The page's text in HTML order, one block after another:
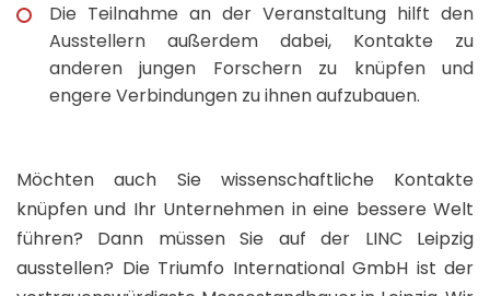
Die Teilnahme an der Veranstaltung hilft den
Ausstellern außerdem dabei, Kontakte zu
anderen jungen Forschern zu knüpfen und
engere Verbindungen zu ihnen aufzubauen.
Möchten auch Sie wissenschaftliche Kontakte
knüpfen und Ihr Unternehmen in eine bessere Welt
führen? Dann müssen Sie auf der LINC Leipzig
ausstellen? Die Triumfo International GmbH ist der